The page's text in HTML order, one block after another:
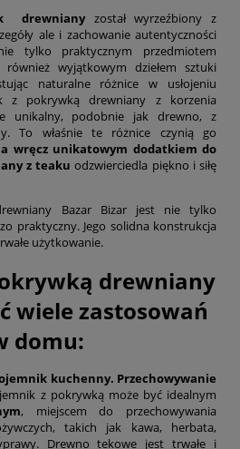
drewnianyzostał wyrzeźbiony z
ale i zachowanie autentyczności
tylko praktycznym przedmiotem
wyjątkowym dziełem sztuki
naturalne różnice w usłojeniu
z pokrywką drewniany z korzenia
unikalny, podobnie jak drewno, z
To właśnie te różnice czynią go
wręcz unikatowym dodatkiem do
z teaku odzwierciedla piękno i siłę
Bazar Bizar jest nie tylko
praktyczny. Jego solidna konstrukcja
użytkowanie.
drewniany
wiele zastosowań
domu:
kuchenny. Przechowywanie
z pokrywką może być idealnym
, miejscem do przechowywania
takich jak kawa, herbata,
Drewno tekowe jest trwałe i